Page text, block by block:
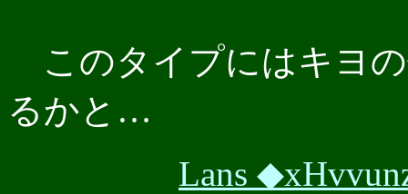
このタイプにはキヨ
るかと…
Lans